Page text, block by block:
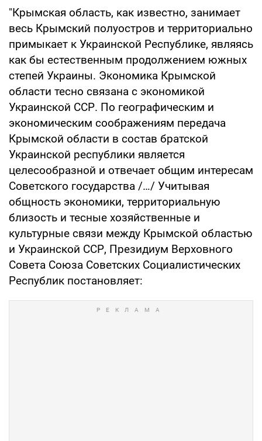
"Крымская область, как известно, занимает
весь Крымский полуостров и территориально
примыкает к Украинской Республике, являясь
как бы естественным продолжением южных
степей Украины. Экономика Крымской
области тесно связана с экономикой
Украинской ССР. По географическим и
экономическим соображениям передача
Крымской области в состав братской
Украинской республики является
целесообразной и отвечает общим интересам
Советского государства /…/ Учитывая
общность экономики, территориальную
близость и тесные хозяйственные и
культурные связи между Крымской областью
и Украинской ССР, Президиум Верховного
Совета Союза Советских Социалистических
Республик постановляет: